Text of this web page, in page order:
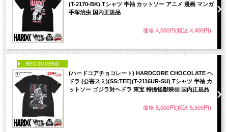
(T-2170-BK) Tシャツ 半袖 カットソー アニメ 漫画 マンガ
手塚治虫 国内正規品
価格:4,000円(税込 4,400円)
(ハードコアチョコレート) HARDCORE CHOCOLATE ヘ
ドラ (公害スミ)(SS:TEE)(T-2116UR-SU) Tシャツ 半袖 カ
ットソー ゴジラ対ヘドラ 東宝 特撮怪獣映画 国内正規品
価格:5,000円(税込 5,500円)